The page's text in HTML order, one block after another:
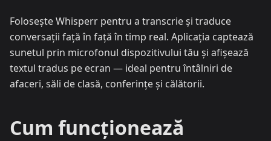
Folosește Whisperr pentru a transcrie și traduce
conversații față în față în timp real. Aplicația captează
sunetul prin microfonul dispozitivului tău și afișează
textul tradus pe ecran — ideal pentru întâlniri de
afaceri, săli de clasă, conferințe și călătorii.
Cum funcționează